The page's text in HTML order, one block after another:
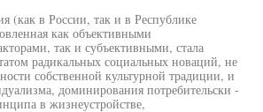
(как в России, так и в Республике
как объективными
так и субъективными, стала
радикальных социальных новаций, не
собственной культурной традиции, и
доминирования потребительски -
в жизнеустройстве,